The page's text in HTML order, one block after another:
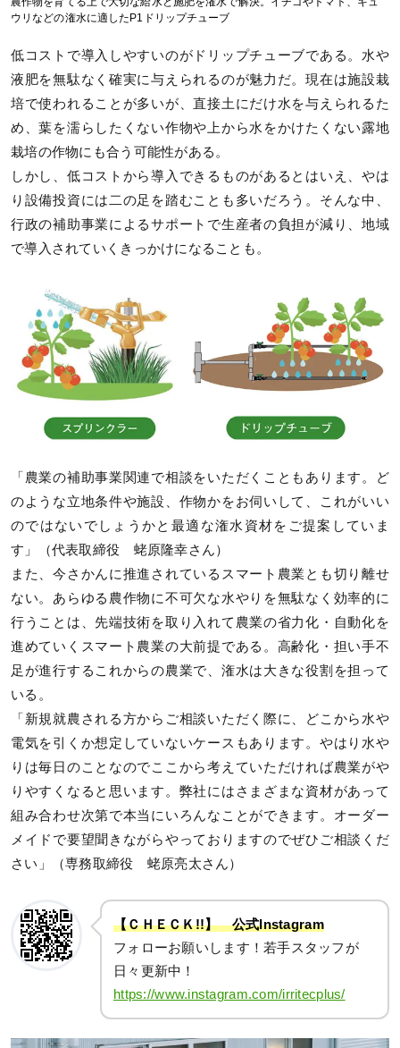
ウリなどの潅水に適したP1ドリップチューブ
低コストで導入しやすいのがドリップチューブである。水や
液肥を無駄なく確実に与えられるのが魅力だ。現在は施設栽
培で使われることが多いが、直接土にだけ水を与えられるた
め、葉を濡らしたくない作物や上から水をかけたくない露地
栽培の作物にも合う可能性がある。
しかし、低コストから導入できるものがあるとはいえ、やは
り設備投資には二の足を踏むことも多いだろう。そんな中、
行政の補助事業によるサポートで生産者の負担が減り、地域
で導入されていくきっかけになることも。
「農業の補助事業関連で相談をいただくこともあります。ど
のような立地条件や施設、作物かをお伺いして、これがいい
のではないでしょうかと最適な潅水資材をご提案していま
す」（代表取締役 蛯原隆幸さん）
また、今さかんに推進されているスマート農業とも切り離せ
ない。あらゆる農作物に不可欠な水やりを無駄なく効率的に
行うことは、先端技術を取り入れて農業の省力化・自動化を
進めていくスマート農業の大前提である。高齢化・担い手不
足が進行するこれからの農業で、潅水は大きな役割を担って
いる。
「新規就農される方からご相談いただく際に、どこから水や
電気を引くか想定していないケースもあります。やはり水や
りは毎日のことなのでここから考えていただければ農業がや
りやすくなると思います。弊社にはさまざまな資材があって
組み合わせ次第で本当にいろんなことができます。オーダー
メイドで要望聞きながらやっておりますのでぜひご相談くだ
さい」（専務取締役 蛯原亮太さん）
【ＣＨＥＣＫ!!】 公式Instagram
フォローお願いします！若手スタッフが
日々更新中！
https://www.instagram.com/irritecplus/